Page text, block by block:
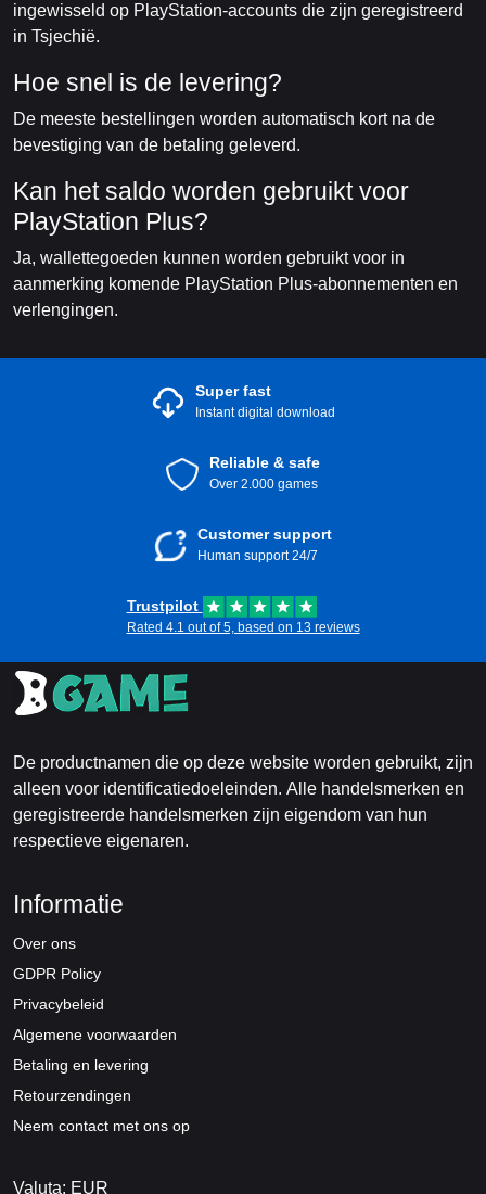
ingewisseld op PlayStation-accounts die zijn geregistreerd
in Tsjechië.
Hoe snel is de levering?
De meeste bestellingen worden automatisch kort na de
bevestiging van de betaling geleverd.
Kan het saldo worden gebruikt voor
PlayStation Plus?
Ja, wallettegoeden kunnen worden gebruikt voor in
aanmerking komende PlayStation Plus-abonnementen en
verlengingen.
Super fast
Instant digital download
Reliable & safe
Over 2.000 games
Customer support
Human support 24/7
Trustpilot
Rated 4.1 out of 5, based on 13 reviews
De productnamen die op deze website worden gebruikt, zijn
alleen voor identificatiedoeleinden. Alle handelsmerken en
geregistreerde handelsmerken zijn eigendom van hun
respectieve eigenaren.
Informatie
Over ons
GDPR Policy
Privacybeleid
Algemene voorwaarden
Betaling en levering
Retourzendingen
Neem contact met ons op
Valuta: EUR